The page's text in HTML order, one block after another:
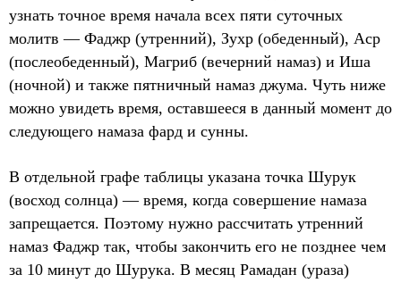
узнать точное время начала всех пяти суточных
молитв — Фаджр (утренний), Зухр (обеденный), Аср
(послеобеденный), Магриб (вечерний намаз) и Иша
(ночной) и также пятничный намаз джума. Чуть ниже
можно увидеть время, оставшееся в данный момент до
следующего намаза фард и сунны.
В отдельной графе таблицы указана точка Шурук
(восход солнца) — время, когда совершение намаза
запрещается. Поэтому нужно рассчитать утренний
намаз Фаджр так, чтобы закончить его не позднее чем
за 10 минут до Шурука. В месяц Рамадан (ураза)